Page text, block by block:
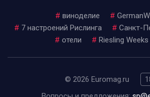
# виноделие #
# 7 настроений Рислинга # Санкт-
# отели # Riesling
© 2026 Euromag.ru